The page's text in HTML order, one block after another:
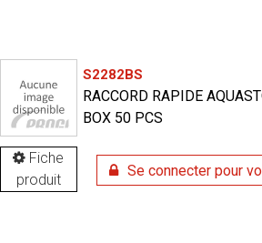
Fiche
produit
S2282BS
RACCORD RAPIDE
BOX 50 PCS
Se connecter pour